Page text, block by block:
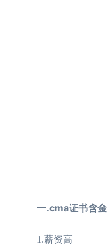
一.cma证书含
1.薪资高